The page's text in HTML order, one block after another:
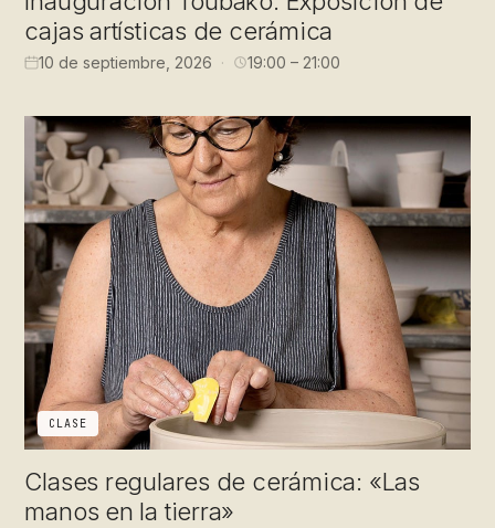
cajas artísticas de cerámica
10 de septiembre, 2026 19:00 – 21:00
CLASE
Clases regulares de cerámica: «Las
manos en la tierra»